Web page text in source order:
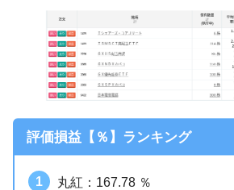
評価損益【％】ランキング
丸紅：167.78 ％